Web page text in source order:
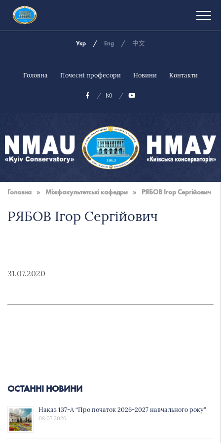
Укр Eng 中文
Головна Почесні професори Новини Контакти
музична
України
Головна » Міжфакультетські кафедри » РЯБОВ Ігор Сергійович
РЯБОВ Ігор Сергійович
31.07.2020
ОСТАННІ НОВИНИ
Наказ 137-А “Про початок 2026-2027 навчального року”
08.07.2026